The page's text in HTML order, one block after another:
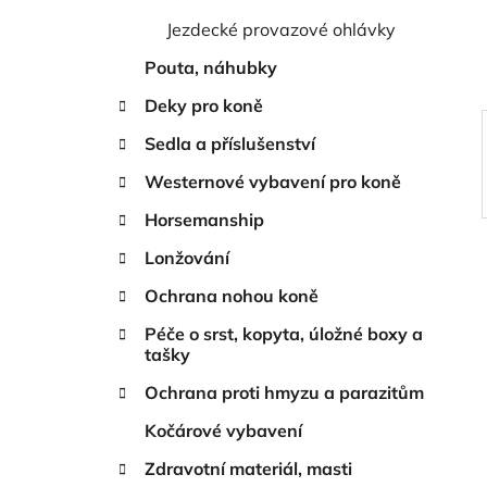
Jezdecké provazové ohlávky
Pouta, náhubky
Deky pro koně
Sedla a příslušenství
Westernové vybavení pro koně
Horsemanship
Lonžování
Ochrana nohou koně
Péče o srst, kopyta, úložné boxy a
tašky
Ochrana proti hmyzu a parazitům
Kočárové vybavení
Zdravotní materiál, masti